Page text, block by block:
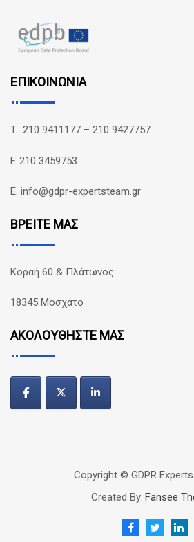
ΕΠΙΚΟΙΝΩΝΙΑ
T. 210 9411177 – 210 9427757
F. 210 3459753
E. info@gdpr-expertsteam.gr
ΒΡΕΙΤΕ ΜΑΣ
Κοραή 60 & Πλάτωνος
18345 Μοσχάτο
ΑΚΟΛΟΥΘΗΣΤΕ ΜΑΣ
Copyright © GDPR
Created By: Fansee